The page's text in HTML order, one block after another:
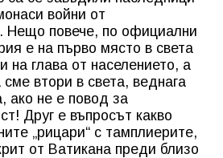
войни от
Нещо повече, по официални
е на първо място в света
на глава от населението, а
втори в света, веднага
не е повод за
Друг е въпросът какво
„рицари“ с тамплиерите,
от Ватикана преди близо